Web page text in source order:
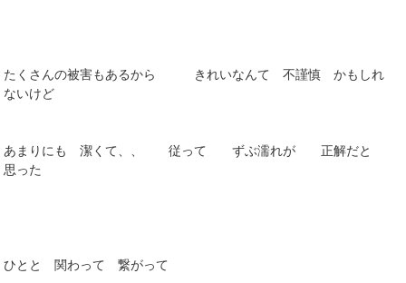
たくさんの被害もあるから きれいなんて 不謹慎 かもしれ
ないけど
あまりにも 潔くて、、 従って ずぶ濡れが 正解だと
思った
ひとと 関わって 繋がって